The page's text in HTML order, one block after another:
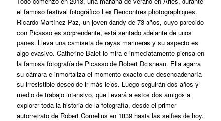
el famoso festival fotográfico Les Rencontres photographiques.
Ricardo Martínez Paz, un joven dandy de 73 años, cuyo parecido
con Picasso es sorprendente, está sentado adelante de unos
panes. Lleva una camiseta de rayas marineras y su aspecto es
algo evasivo. Catherine Balet lo mira e inmediatamente piensa en
la famosa fotografía de Picasso de Robert Doisneau. Ella agarra
su cámara e inmortaliza el momento exacto que desencadenaría
su irresistible deseo de ir más lejos. Luego seguirán dos años y
medio de trabajo intensivo, que llevará a estos dos amigos a
explorar toda la historia de la fotografía, desde el primer
autorretrato de Robert Cornelius en 1839 hasta las selfies de hoy.